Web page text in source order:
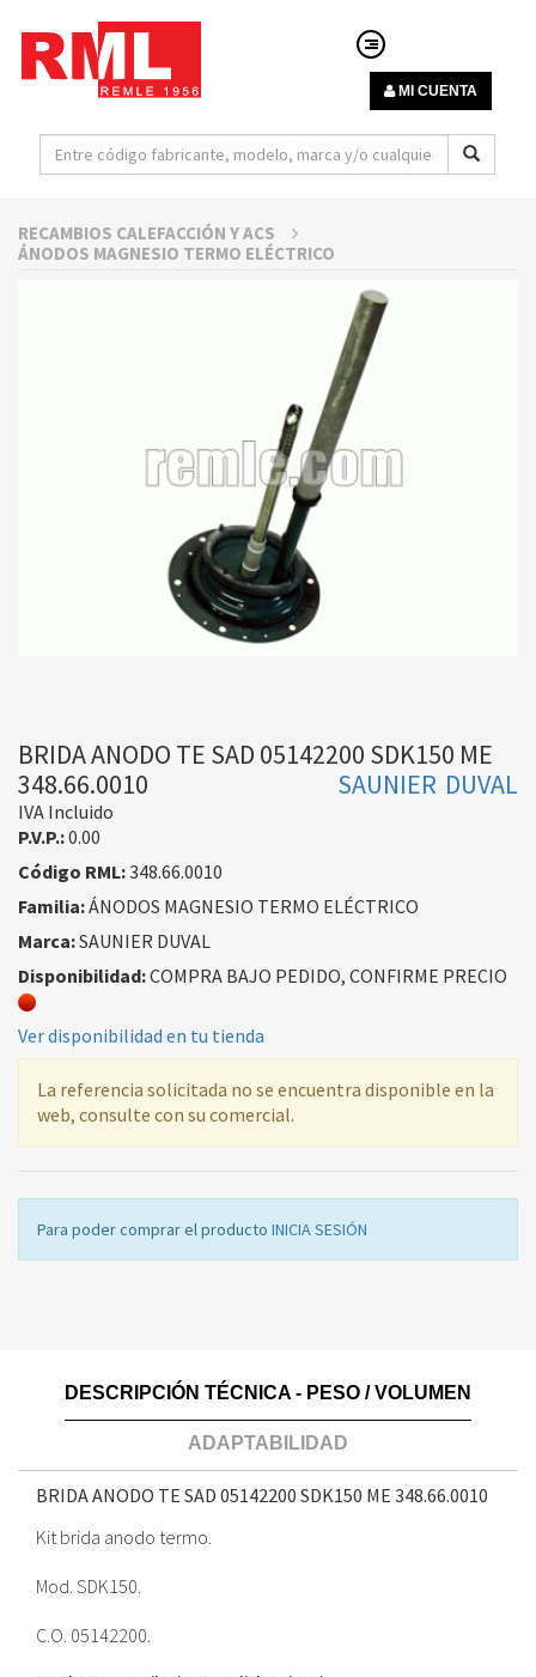
MI CUENTA
RECAMBIOS CALEFACCIÓN Y ACS
ÁNODOS MAGNESIO TERMO ELÉCTRICO
BRIDA ANODO TE SAD 05142200 SDK150 ME
348.66.0010
SAUNIER DUVAL
IVA Incluido
P.V.P.:0.00
Código RML:348.66.0010
Familia:ÁNODOS MAGNESIO TERMO ELÉCTRICO
Marca:SAUNIER DUVAL
Disponibilidad:COMPRA BAJO PEDIDO, CONFIRME PRECIO
Ver disponibilidad en tu tienda
La referencia solicitada no se encuentra disponible en la
web, consulte con su comercial.
Para poder comprar el producto INICIA SESIÓN
DESCRIPCIÓN TÉCNICA - PESO / VOLUMEN
ADAPTABILIDAD
BRIDA ANODO TE SAD 05142200 SDK150 ME 348.66.0010
Kit brida anodo termo.
Mod. SDK150.
C.O. 05142200.